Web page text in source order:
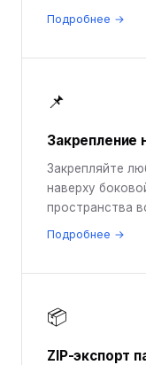
Подробнее →
📌
Закрепление
Закрепляйте
наверху
пространства
Подробнее →
📦
ZIP-экспорт